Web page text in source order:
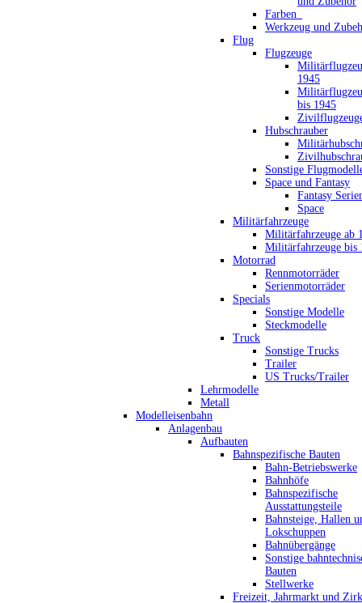
Farben_
Werkzeug und
Flug
Flugzeuge
1945
bis 1945
Hubschrauber
Sonstige
Space und Fantasy
Fantasy
Space
Militärfahrzeuge
Militärfahrzeuge ab
Militärfahrzeuge bis
Motorrad
Rennmotorräder
Serienmotorräder
Specials
Sonstige Modelle
Steckmodelle
Truck
Sonstige Trucks
Trailer
US Trucks/Trailer
Lehrmodelle
Metall
Modelleisenbahn
Anlagenbau
Aufbauten
Bahnspezifische Bauten
Bahn-Betriebswerke
Bahnhöfe
Bahnspezifische
Ausstattungsteile
Bahnsteige, Hallen
Lokschuppen
Bahnübergänge
Sonstige
Bauten
Stellwerke
Freizeit, Jahrmarkt und